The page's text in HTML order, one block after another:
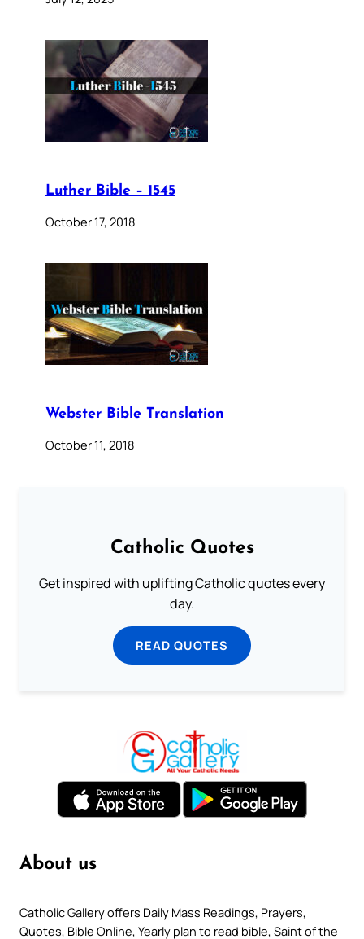
Luther Bible – 1545
October 17, 2018
Webster Bible Translation
October 11, 2018
Catholic Quotes
Get inspired with uplifting Catholic quotes every
day.
READ QUOTES
About us
Catholic Gallery offers Daily Mass Readings, Prayers,
Quotes, Bible Online, Yearly plan to read bible, Saint of the